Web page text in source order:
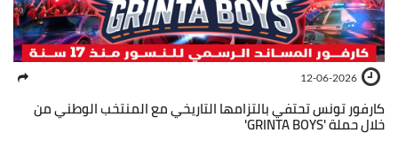
12-06-2026
كارفور تونس تحتفي بالتزامها التاريخي مع المنتخب الوطني من
خلال حملة 'GRINTA BOYS'